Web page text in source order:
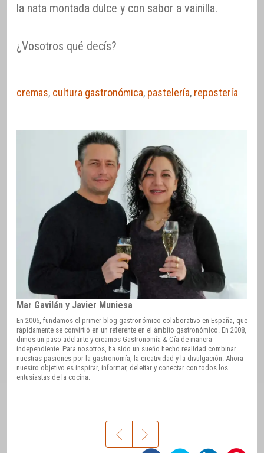
la nata montada dulce y con sabor a vainilla.
¿Vosotros qué decís?
cremas, cultura gastronómica, pastelería, repostería
Mar Gavilán y Javier Muniesa
En 2005, fundamos el primer blog gastronómico colaborativo en España, que
rápidamente se convirtió en un referente en el ámbito gastronómico. En 2008,
dimos un paso adelante y creamos Gastronomía & Cía de manera
independiente. Para nosotros, ha sido un sueño hecho realidad combinar
nuestras pasiones por la gastronomía, la creatividad y la divulgación. Ahora
nuestro objetivo es inspirar, informar, deleitar y conectar con todos los
entusiastas de la cocina.